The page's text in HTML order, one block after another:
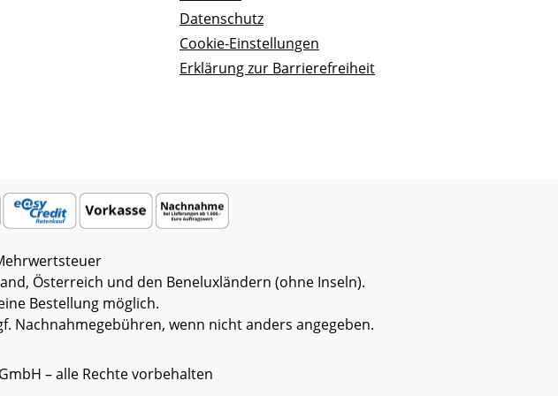
abweichen. Deko oder andere
Beimöbel sind nicht enthalten.
Abbildung kann abweichen.
Datenschutz
Cookie-Einstellungen
Erklärung zur Barrierefreiheit
Österreich und den Beneluxländern (ohne Inseln).
Bestellung möglich.
Nachnahmegebühren, wenn nicht anders angegeben.
– alle Rechte vorbehalten